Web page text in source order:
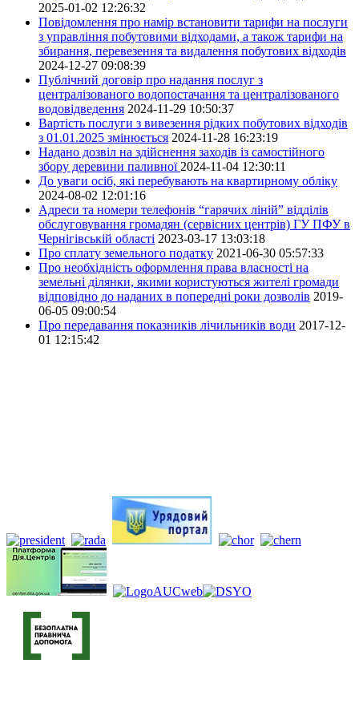
2025-01-02 12:26:32
Повідомлення про намір встановити тарифи на послуги
з управління побутовими відходами, а також тарифи на
збирання, перевезення та видалення побутових відходів
2024-12-27 09:08:39
Публічний договір про надання послуг з
централізованого водопостачання та централізованого
водовідведення 2024-11-29 10:50:37
Вартість послуги з вивезення рідких побутових відходів
з 01.01.2025 змінюється 2024-11-28 16:23:19
Надано дозвіл на здійснення заходів із самостійного
збору деревини паливної 2024-11-04 12:30:11
До уваги осіб, які перебувають на квартирному обліку
2024-08-02 12:01:16
Адреси та номери телефонів “гарячих ліній” відділів
обслуговування громадян (сервісних центрів) ГУ ПФУ в
Чернігівській області 2023-03-17 13:03:18
Про сплату земельного податку 2021-06-30 05:57:33
Про необхідність оформлення права власності на
земельні ділянки, якими користуються жителі громади
відповідно до наданих в попередні роки дозволів 2019-
06-05 09:00:54
Про передавання показників лічильників води 2017-12-
01 12:15:42